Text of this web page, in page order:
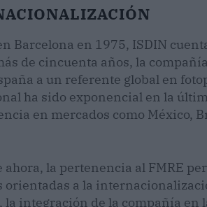
Barcelona en 1975, ISDIN
de cincuenta años, la
a un referente global en
ha sido exponencial en la
en mercados como México,
ahora, la pertenencia al FMRE
a la
la integración de la compañía en